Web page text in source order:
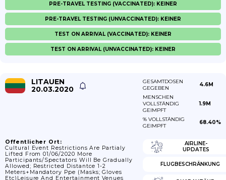
PRE-TRAVEL TESTING (VACCINATED): KEINER
PRE-TRAVEL TESTING (UNVACCINATED): KEINER
TEST ON ARRIVAL (VACCINATED): KEINER
TEST ON ARRIVAL (UNVACCINATED): KEINER
LITAUEN
20.03.2020
GESAMTDOSEN
GEGEBEN
4.6M
MENSCHEN
VOLLSTÄNDIG
GEIMPFT
1.9M
% VOLLSTÄNDIG
GEIMPFT
68.40%
Öffentlicher Ort:
Cultural Event Restrictions Are Partialy
Lifted From 01/06/2020 More
Participants/spectators Will Be Gradually
Allowed; Restricted Distantce 1-2
Meters+mandatory Ppe (masks; Gloves
Etc)Leisure And Entertainment Venues
AIRLINE-
UPDATES
FLUGBESCHRÄNKUNG